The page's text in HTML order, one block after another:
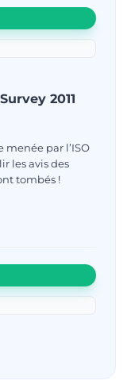
2011
menée par l’ISO
les avis des
tombés !